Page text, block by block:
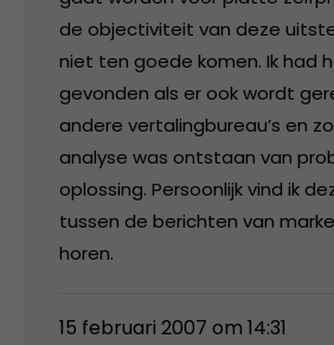
de objectiviteit van deze
niet ten goede komen. Ik had
gevonden als er ook wordt
andere vertalingbureau’s en
analyse was ontstaan van
oplossing. Persoonlijk vind ik
tussen de berichten van
horen.
15 februari 2007 om 14:31